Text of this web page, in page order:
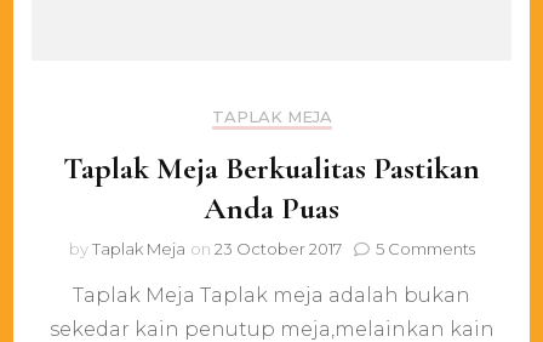
TAPLAK MEJA
Taplak Meja Berkualitas Pastikan
Anda Puas
byTaplak Meja on 23 October 2017 5 Commentson
Taplak Meja Taplak meja adalah bukan
sekedar kain penutup meja,melainkan kain